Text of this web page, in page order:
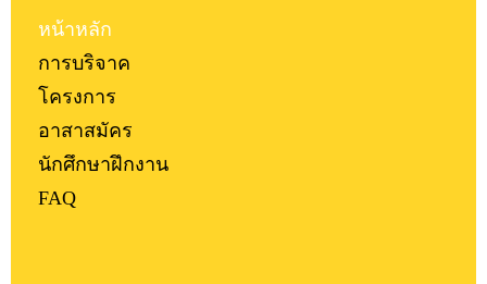
หน้าหลัก
การบริจาค
โครงการ
อาสาสมัคร
นักศึกษาฝึกงาน
FAQ